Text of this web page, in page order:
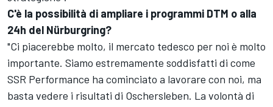
C'è la possibilità di ampliare i programmi DTM o alla
24h del Nürburgring?
"Ci piacerebbe molto, il mercato tedesco per noi è molto
importante. Siamo estremamente soddisfatti di come
SSR Performance ha cominciato a lavorare con noi, ma
basta vedere i risultati di Oschersleben. La volontà di